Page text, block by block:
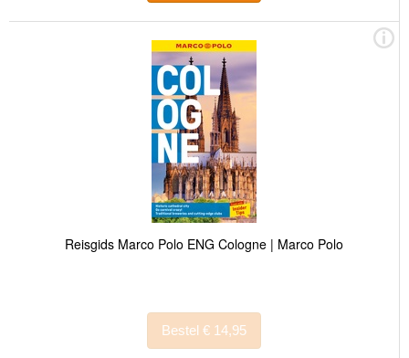
Reisgids Marco Polo ENG Cologne | Marco Polo
Bestel € 14,95